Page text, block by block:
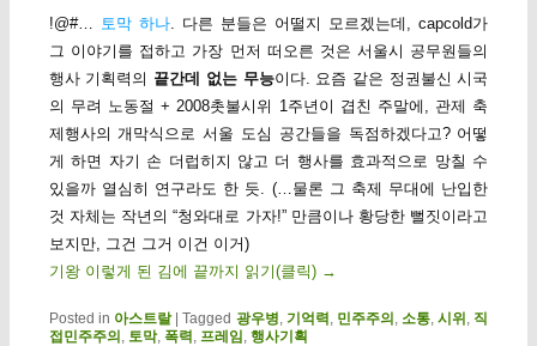
!@#… 토막 하나. 다른 분들은 어떨지 모르겠는데, capcold가
그 이야기를 접하고 가장 먼저 떠오른 것은 서울시 공무원들의
행사 기획력의 끝간데 없는 무능이다. 요즘 같은 정권불신 시국
의 무려 노동절 + 2008촛불시위 1주년이 겹친 주말에, 관제 축
제행사의 개막식으로 서울 도심 공간들을 독점하겠다고? 어떻
게 하면 자기 손 더럽히지 않고 더 행사를 효과적으로 망칠 수
있을까 열심히 연구라도 한 듯. (…물론 그 축제 무대에 난입한
것 자체는 작년의 “청와대로 가자!” 만큼이나 황당한 뻘짓이라고
보지만, 그건 그거 이건 이거)
기왕 이렇게 된 김에 끝까지 읽기(클릭) →
Posted in 아스트랄 |Tagged 광우병, 기억력 , 민주주의 ,소통,시위 , 직
접민주주의 , 토막, 폭력 , 프레임 , 행사기획